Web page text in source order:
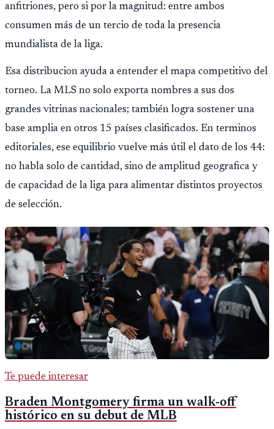
anfitriones, pero si por la magnitud: entre ambos
consumen más de un tercio de toda la presencia
mundialista de la liga.
Esa distribucion ayuda a entender el mapa competitivo del
torneo. La MLS no solo exporta nombres a sus dos
grandes vitrinas nacionales; también logra sostener una
base amplia en otros 15 países clasificados. En terminos
editoriales, ese equilibrio vuelve más útil el dato de los 44:
no habla solo de cantidad, sino de amplitud geografica y
de capacidad de la liga para alimentar distintos proyectos
de selección.
Te puede interesar
Braden Montgomery firma un walk-off
histórico en su debut de MLB